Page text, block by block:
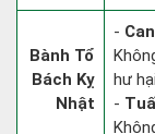
Bành Tổ
Bách Kỵ
Nhật
-
hư
-